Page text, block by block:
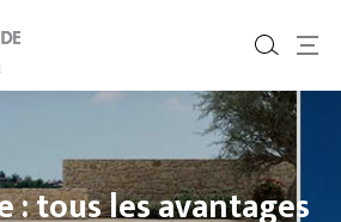
: tous les avantages